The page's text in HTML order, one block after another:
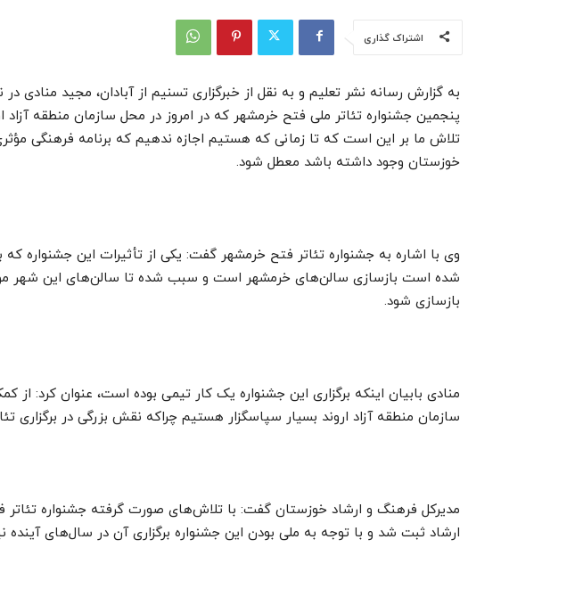
اشتراک گذاری
به گزارش رسانه نشر تعلیم و به نقل از خبرگزاری تسنیم از آبادان، مجید
پنجمین جشنواره تئاتر ملی فتح خرمشهر که در امروز در محل سازمان منطقه آزاد
تلاش ما بر این است که تا زمانی که هستیم اجازه ندهیم که برنامه فرهنگی
خوزستان وجود داشته باشد معطل شود.
وی با اشاره به جشنواره تئاتر فتح خرمشهر گفت: یکی از تأثیرات این جشنواره که
شده است بازسازی سالن‌های خرمشهر است و سبب شده تا سالن‌های این شهر
بازسازی شود.
منادی بابیان اینکه برگزاری این جشنواره یک کار تیمی بوده است، عنوان کرد:
سازمان منطقه آزاد اروند بسیار سپاسگزار هستیم چراکه نقش بزرگی در برگزاری
مدیرکل فرهنگ و ارشاد خوزستان گفت: با تلاش‌های صورت گرفته جشنواره تئاتر
ارشاد ثبت شد و با توجه به ملی بودن این جشنواره برگزاری آن در سال‌های آینده